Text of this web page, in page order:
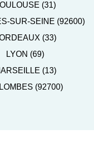
(31)
SUR-SEINE (92600)
(33)
LYON (69)
(13)
(92700)